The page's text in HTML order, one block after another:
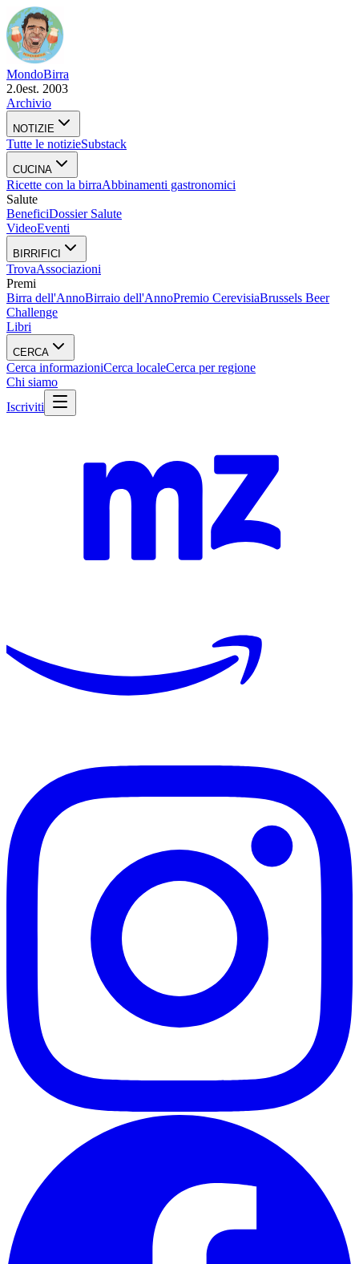
MondoBirra
2.0est. 2003
Archivio
NOTIZIE
Tutte le notizieSubstack
CUCINA
Ricette con la birraAbbinamenti gastronomici
Salute
BeneficiDossier Salute
VideoEventi
BIRRIFICI
TrovaAssociazioni
Premi
Birra dell'AnnoBirraio dell'AnnoPremio CerevisiaBrussels Beer
Challenge
Libri
CERCA
Cerca informazioniCerca localeCerca per regione
Chi siamo
Iscriviti